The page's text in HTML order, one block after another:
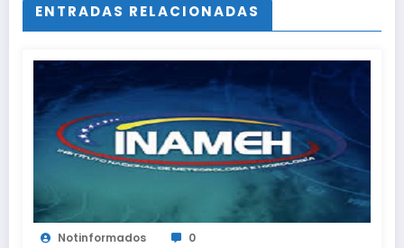
ENTRADAS RELACIONADAS
Notinformados 0